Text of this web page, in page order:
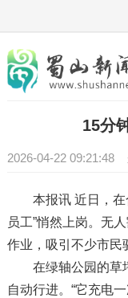
15分
2026-04-22 09:21:48
本报讯 近日，在
员工”悄然上岗。无
作业，吸引不少市民
在绿轴公园的草坪
自动行进。“它充电